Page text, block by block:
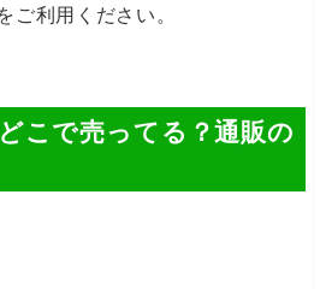
ご利用ください。
こで売ってる？通販の